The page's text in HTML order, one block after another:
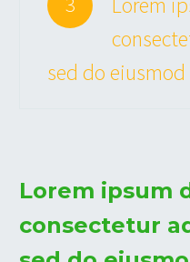
sed do eiusmod
Lorem ipsum
consectetur